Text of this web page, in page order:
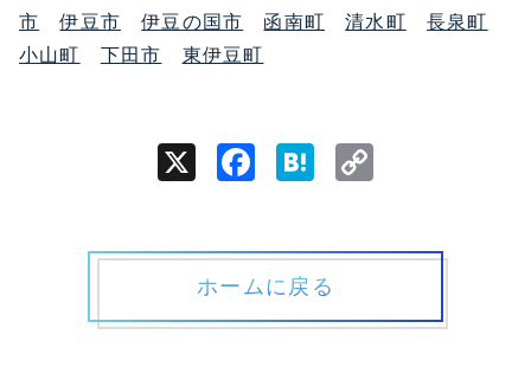
市
伊豆市 伊豆の国市 函南町 清水町
長泉町
小山町
下田市 東伊豆町
X Facebook
Hatena
ホームに戻る